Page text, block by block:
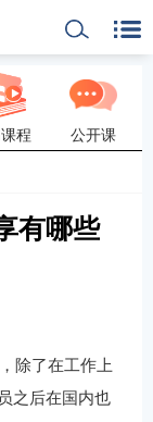
程 公开课
有哪些
除了在工作上
之后在国内也